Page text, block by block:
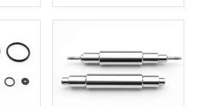
A
G2.5
Multi-Poli Magnetic
Systematica
Remediationis
Solutiones